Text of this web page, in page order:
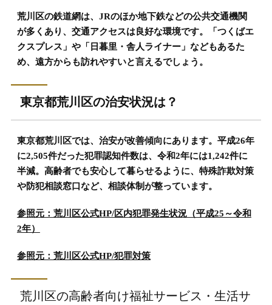
荒川区の鉄道網は、JRのほか地下鉄などの公共交通機関
が多くあり、交通アクセスは良好な環境です。「つくばエ
クスプレス」や「日暮里・舎人ライナー」などもあるた
め、遠方からも訪れやすいと言えるでしょう。
東京都荒川区の治安状況は？
東京都荒川区では、治安が改善傾向にあります。平成26年
に2,505件だった犯罪認知件数は、令和2年には1,242件に
半減。高齢者でも安心して暮らせるように、特殊詐欺対策
や防犯相談窓口など、相談体制が整っています。
参照元：荒川区公式HP/区内犯罪発生状況（平成25～令和
2年）
参照元：荒川区公式HP/犯罪対策
荒川区の高齢者向け福祉サービス・生活サ